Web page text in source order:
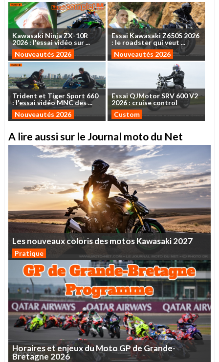
Kawasaki NinjaZX-10R
2026: l'essaividéo sur...
Nouveautés 2026
Essai KawasakiZ650S 2026
: le roadsterquiveut ...
Nouveautés 2026
Trident et TigerSport 660
: l'essaividéoMNCdes...
Nouveautés 2026
EssaiQJMotorSRV 600V2
2026 : cruise control
Custom
A lire aussi sur le Journal moto du Net
LesnouveauxcolorisdesmotosKawasaki2027
Pratique
HorairesetenjeuxduMotoGPdeGrande-
Bretagne 2026